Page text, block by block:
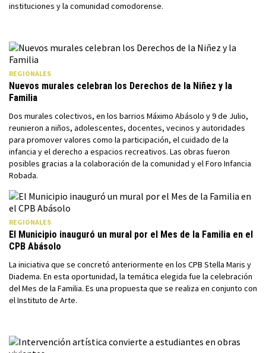
instituciones y la comunidad comodorense.
REGIONALES
Nuevos murales celebran los Derechos de la Niñez y la
Familia
Dos murales colectivos, en los barrios Máximo Abásolo y 9 de Julio,
reunieron a niños, adolescentes, docentes, vecinos y autoridades
para promover valores como la participación, el cuidado de la
infancia y el derecho a espacios recreativos. Las obras fueron
posibles gracias a la colaboración de la comunidad y el Foro Infancia
Robada.
REGIONALES
El Municipio inauguró un mural por el Mes de la Familia en el
CPB Abásolo
La iniciativa que se concretó anteriormente en los CPB Stella Maris y
Diadema. En esta oportunidad, la temática elegida fue la celebración
del Mes de la Familia. Es una propuesta que se realiza en conjunto con
el Instituto de Arte.